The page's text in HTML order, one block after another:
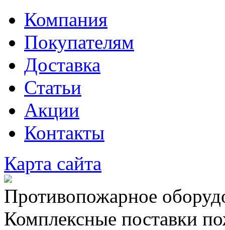
Компания
Покупателям
Доставка
Статьи
Акции
Контакты
Карта сайта
Противопожарное
Комплексные поставки